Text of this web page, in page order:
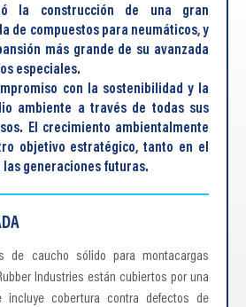
la construcción de una gran
de compuestos para neumáticos, y
más grande de su avanzada
especiales.
con la sostenibilidad y la
ambiente a través de todas sus
El crecimiento ambientalmente
objetivo estratégico, tanto en el
generaciones futuras.
de caucho sólido para montacargas
Industries están cubiertos por una
incluye cobertura contra defectos de